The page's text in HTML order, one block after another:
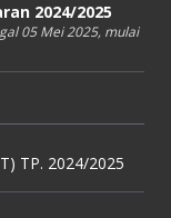
2024/2025
05 Mei 2025, mulai
TP. 2024/2025